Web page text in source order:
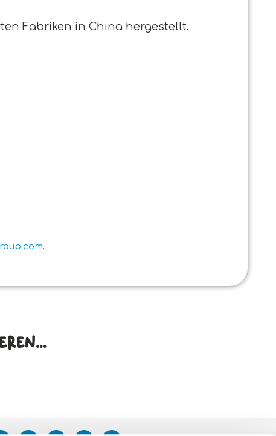
Fabriken in China hergestellt.
.